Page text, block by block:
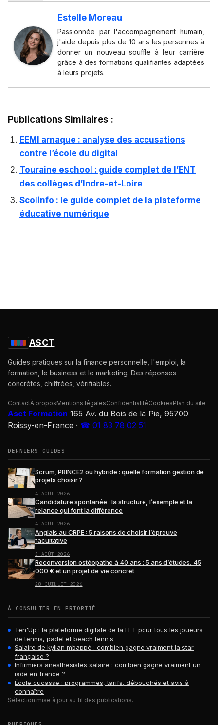
Estelle Moreau
Passionnée par l'accompagnement humain,
j'aide depuis plus de 10 ans les personnes à
donner un nouveau souffle à leur carrière
grâce à des formations qualifiantes adaptées
à leurs projets.
Publications Similaires :
EEMI arnaque : analyse des accusations
contre l’école du digital
Touraine eschool : guide complet de l’ENT
des collèges d’Indre-et-Loire
Scolinfo : le guide complet de la plateforme
éducative numérique
ASCT
Guides pratiques sur la finance personnelle, l'emploi, la
formation, le business et le marketing. Des réponses
concrètes, chiffrées, vérifiables.
ContactÀ proposMentions légalesConfidentialitéCookiesPlan du site
Asct Formation 165 Av. du Bois de la Pie, 95700
Roissy-en-France · ☎ 01 83 78 02 51
DERNIERS GUIDES
Scrum, PRINCE2 ou hybride : quelle formation gestion de
projets choisir ?
4 AOÛT 2026
Candidature spontanée : la structure, l’exemple et la
relance qui font la différence
4 AOÛT 2026
Anglais au CRPE : 5 raisons de choisir l’épreuve
facultative
3 AOÛT 2026
Reconversion ostéopathe à 40 ans : 5 ans d’études, 45
000 € et un projet de vie concret
28 JUILLET 2026
À CONSULTER EN PRIORITÉ
Ten'Up : la plateforme digitale de la FFT pour tous les joueurs
de tennis, padel et beach tennis
Salaire de kylian mbappé : combien gagne vraiment la star
française ?
Infirmiers anesthésistes salaire : combien gagne vraiment un
iade en france ?
École ducasse : programmes, tarifs, débouchés et avis à
connaître
Sélection mise à jour au fil des publications.